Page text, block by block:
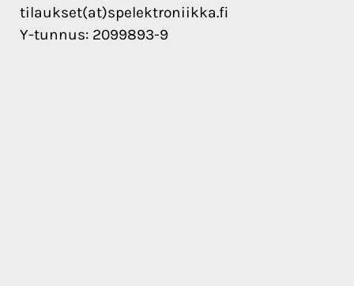
tilaukset(at)spelektroniikka.fi
Y-tunnus: 2099893-9